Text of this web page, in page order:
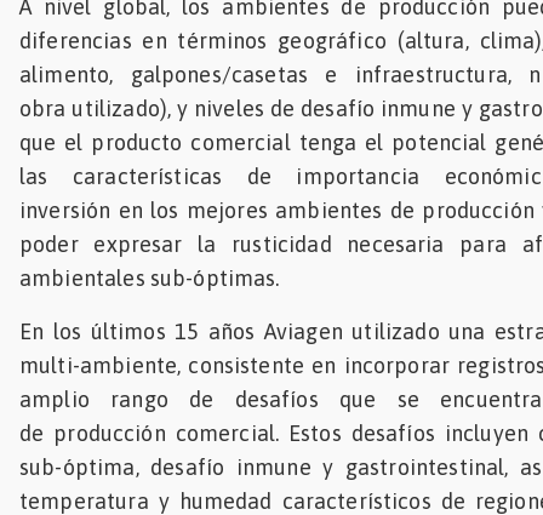
A nivel global, los ambientes de producción
diferencias en términos geográfico (altura,
alimento, galpones/casetas e infraestructura,
obra utilizado), y niveles de desafío inmune y
que el producto comercial tenga el potencial
las características de importancia
inversión en los mejores ambientes de
poder expresar la rusticidad necesaria para
ambientales sub-óptimas.
En los últimos 15 años Aviagen utilizado una
multi-ambiente, consistente en incorporar
amplio rango de desafíos que se
de producción comercial. Estos desafíos
sub-óptima, desafío inmune y gastrointestinal,
temperatura y humedad característicos de